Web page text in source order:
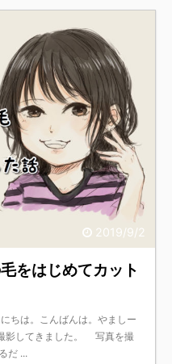
2019/9/2
をはじめてカット
ちは。こんばんは。やましー
影してきました。 写真を撮
だ ...